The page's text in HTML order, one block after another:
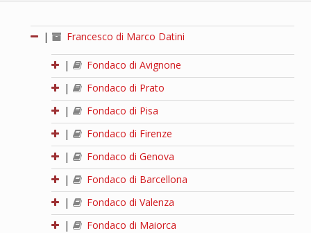
| Francesco di Marco Datini
|
Fondaco di Avignone
|
Fondaco di Prato
|
Fondaco di Pisa
|
Fondaco di Firenze
|
Fondaco di Genova
|
Fondaco di Barcellona
|
Fondaco di Valenza
|
Fondaco di Maiorca